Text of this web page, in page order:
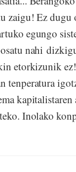
zaigu! Ez dugu
egungo
nahi
etorkizunik
tenperatura
kapitalistaren
Inolako